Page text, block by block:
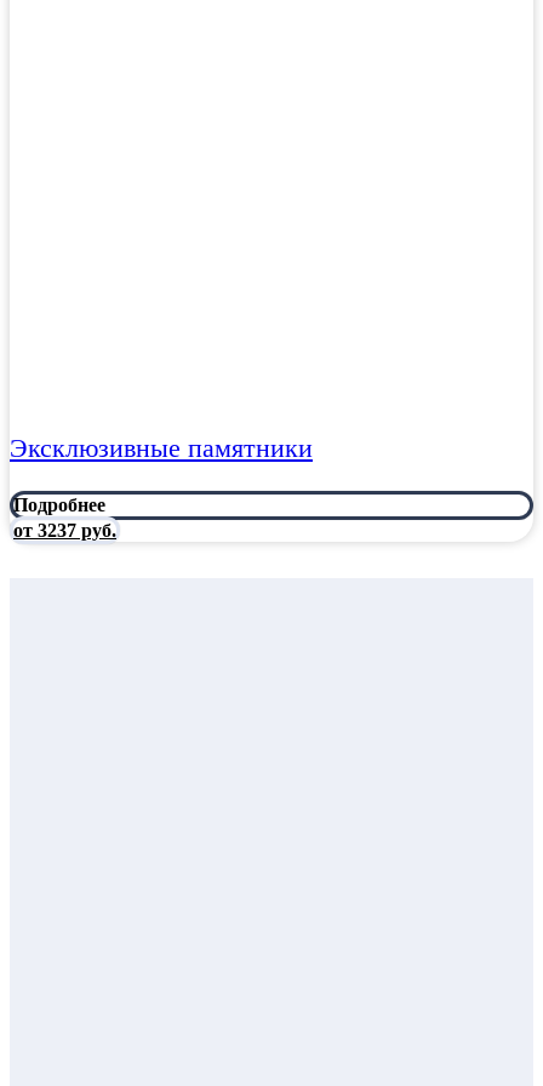
Эксклюзивные памятники
Подробнее
от 3237 руб.